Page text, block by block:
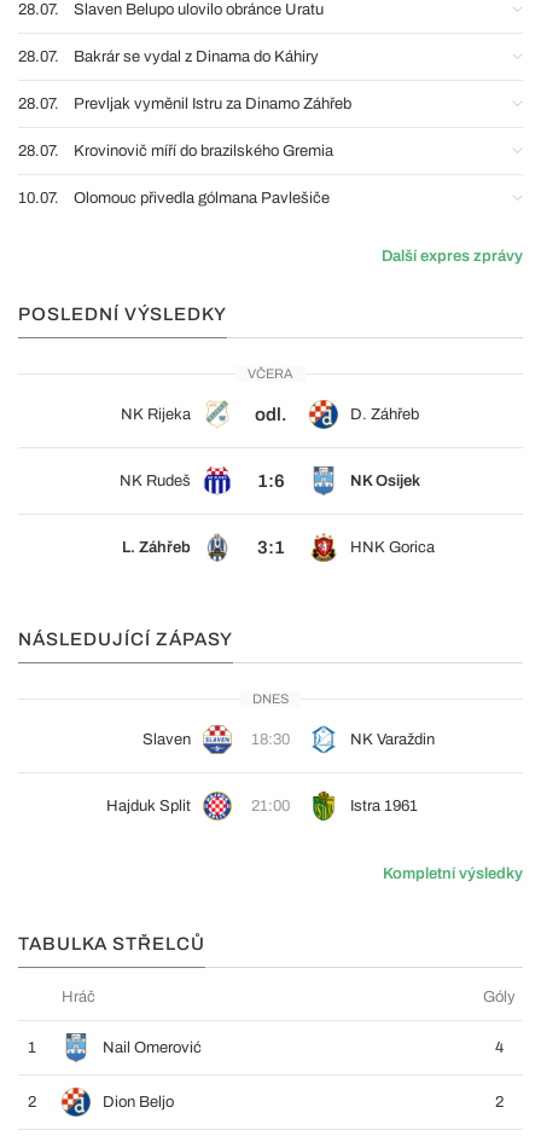
28.07. Slaven Belupo ulovilo obránce Uratu
28.07. Bakrár se vydal z Dinama do Káhiry
28.07. Prevljak vyměnil Istru za Dinamo Záhřeb
28.07. Krovinovič míří do brazilského Gremia
10.07. Olomouc přivedla gólmana Pavlešiče
Další expres zprávy
POSLEDNÍ VÝSLEDKY
VČERA
NK Rijeka odl. D. Záhřeb
NK Rudeš 1:6 NK Osijek
L. Záhřeb 3:1 HNK Gorica
NÁSLEDUJÍCÍ ZÁPASY
DNES
Slaven 18:30 NK Varaždin
Hajduk Split 21:00 Istra 1961
Kompletní výsledky
TABULKA STŘELCŮ
Hráč Góly
1 Nail Omerović 4
2 Dion Beljo 2